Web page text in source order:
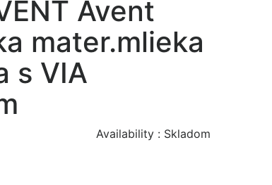
Avent
mater.mlieka
s VIA
Availability : Skladom